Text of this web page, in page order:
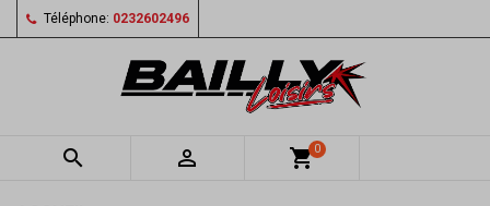
Téléphone: 0232602496
  shopping_cart0